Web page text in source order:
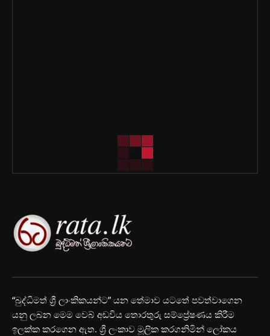
“බුද්ධිමත් ශ්‍රී ලාංකිකයන්ට” යන තේමාව යටතේ පවත්වාගෙන
යනු ලබන මෙම වෙබ් අඩවිය තොරතුරු සම්ප්‍රේෂණය කිරීම
ඉලක්ක කරගෙන ඇත. ශ්‍රී ලංකාව මූලික කරගනිමින් ලෝකය